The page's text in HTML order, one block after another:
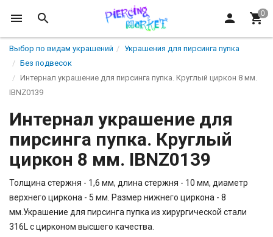
Выбор по видам украшений
Украшения для пирсинга пупка
Без подвесок
Интернал украшение для пирсинга пупка. Круглый циркон 8 мм.
IBNZ0139
Интернал украшение для
пирсинга пупка. Круглый
циркон 8 мм. IBNZ0139
Толщина стержня - 1,6 мм, длина стержня - 10 мм, диаметр
верхнего циркона - 5 мм. Размер нижнего циркона - 8
мм.Украшение для пирсинга пупка из хирургической стали
316L с цирконом высшего качества.